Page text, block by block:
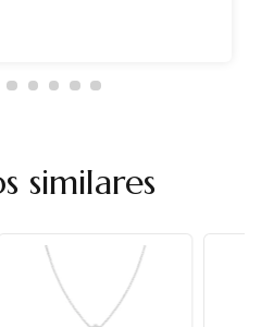
similares